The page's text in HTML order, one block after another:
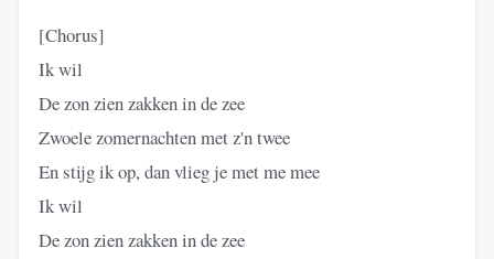
[Chorus]
Ik wil
De zon zien zakken in de zee
Zwoele zomernachten met z'n twee
En stijg ik op, dan vlieg je met me mee
Ik wil
De zon zien zakken in de zee